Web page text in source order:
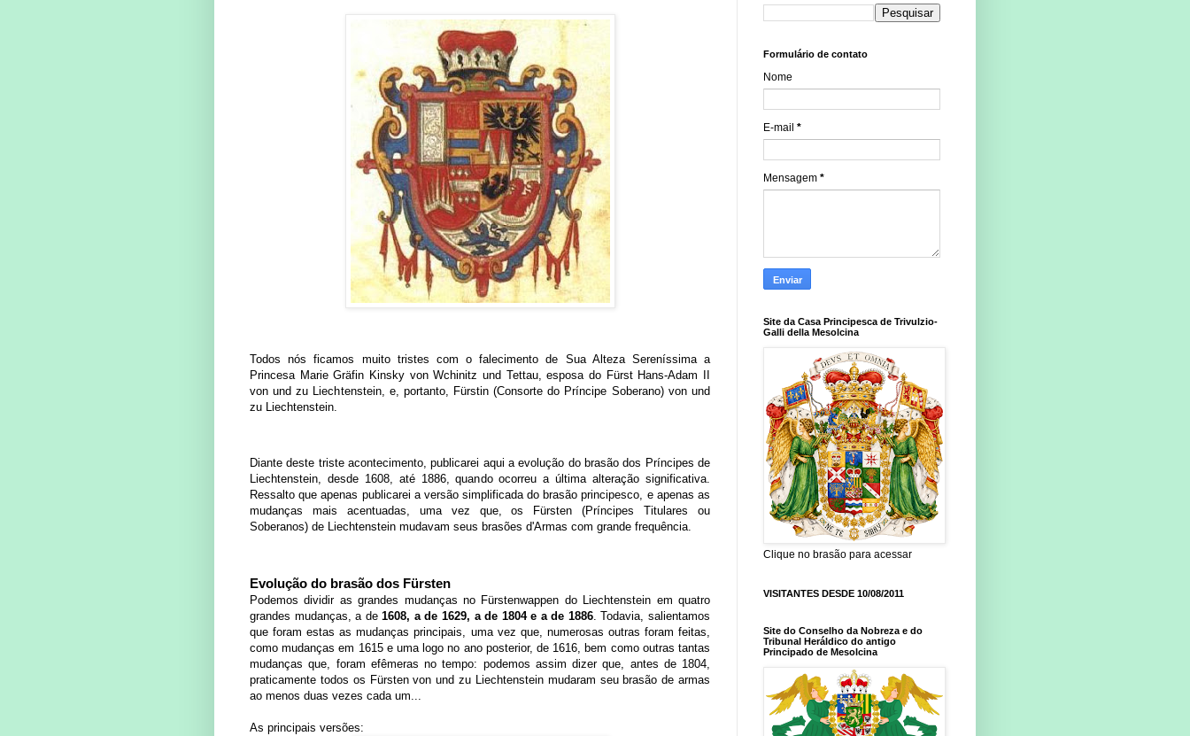
Todos nós ficamos muito tristes com o falecimento de Sua Alteza Sereníssima a
Princesa Marie Gräfin Kinsky von Wchinitz und Tettau, esposa do Fürst Hans-Adam II
von und zu Liechtenstein, e, portanto, Fürstin (Consorte do Príncipe Soberano) von und
zu Liechtenstein.
Diante deste triste acontecimento, publicarei aqui a evolução do brasão dos Príncipes de
Liechtenstein, desde 1608, até 1886, quando ocorreu a última alteração significativa.
Ressalto que apenas publicarei a versão simplificada do brasão principesco, e apenas as
mudanças mais acentuadas, uma vez que, os Fürsten (Príncipes Titulares ou
Soberanos) de Liechtenstein mudavam seus brasões d'Armas com grande frequência.
Evolução do brasão dos Fürsten
Podemos dividir as grandes mudanças no Fürstenwappen do Liechtenstein em quatro
grandes mudanças, a de1608, a de 1629, a de 1804 e a de 1886. Todavia, salientamos
que foram estas as mudanças principais, uma vez que, numerosas outras foram feitas,
como mudanças em 1615 e uma logo no ano posterior, de 1616, bem como outras tantas
mudanças que, foram efêmeras no tempo: podemos assim dizer que, antes de 1804,
praticamente todos os Fürsten von und zu Liechtenstein mudaram seu brasão de armas
ao menos duas vezes cada um...
As principais versões:
Formulário de contato
Nome
E-mail *
Mensagem *
Site da Casa Principesca de Trivulzio-
Galli della Mesolcina
Clique no brasão para acessar
VISITANTES DESDE 10/08/2011
Site do Conselho da Nobreza e do
Tribunal Heráldico do antigo
Principado de Mesolcina